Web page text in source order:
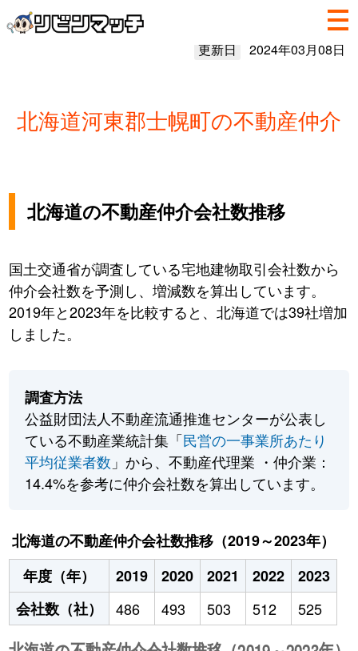
更新日 2024年03月08日
北海道河東郡士幌町の不動産仲介
北海道の不動産仲介会社数推移
国土交通省が調査している宅地建物取引会社数から
仲介会社数を予測し、増減数を算出しています。
2019年と2023年を比較すると、北海道では39社増加
しました。
調査方法
公益財団法人不動産流通推進センターが公表し
ている不動産業統計集「民営の一事業所あたり
平均従業者数 」から、不動産代理業 ・仲介業：
14.4%を参考に仲介会社数を算出しています。
北海道の不動産仲介会社数推移（2019～2023年）
年度（年）
2019 2020 2021 2022
2023
会社数（社）
486 493 503 512 525